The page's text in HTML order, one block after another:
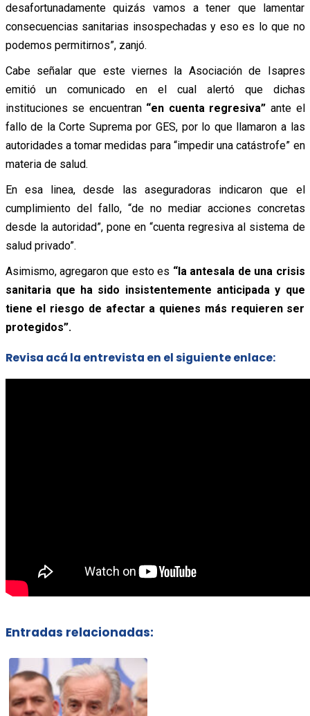
desafortunadamente quizás vamos a tener que lamentar
consecuencias sanitarias insospechadas y eso es lo que no
podemos permitirnos”, zanjó.
Cabe señalar que este viernes la Asociación de Isapres
emitió un comunicado en el cual alertó que dichas
instituciones se encuentran “en cuenta regresiva” ante el
fallo de la Corte Suprema por GES, por lo que llamaron a las
autoridades a tomar medidas para “impedir una catástrofe” en
materia de salud.
En esa linea, desde las aseguradoras indicaron que el
cumplimiento del fallo, “de no mediar acciones concretas
desde la autoridad”, pone en “cuenta regresiva al sistema de
salud privado”.
Asimismo, agregaron que esto es “la antesala de una crisis
sanitaria que ha sido insistentemente anticipada y que
tiene el riesgo de afectar a quienes más requieren ser
protegidos”.
Revisa acá la entrevista en el siguiente enlace:
Entradas relacionadas: